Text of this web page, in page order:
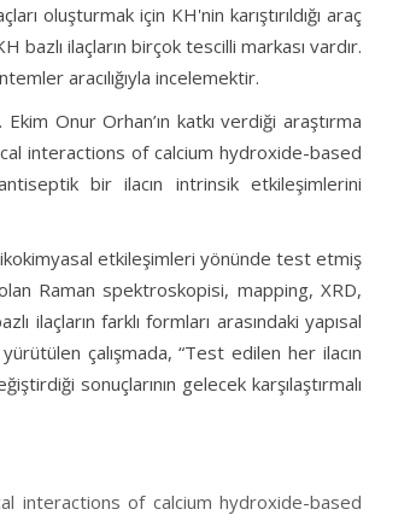
oluşturmak için KH'nin karıştırıldığı araç
ilaçların birçok tescilli markası vardır.
aracılığıyla incelemektir.
Onur Orhan’ın katkı verdiği araştırma
interactions of calcium hydroxide-based
bir ilacın intrinsik etkileşimlerini
etkileşimleri yönünde test etmiş
Raman spektroskopisi, mapping, XRD,
ilaçların farklı formları arasındaki yapısal
çalışmada, “Test edilen her ilacın
sonuçlarının gelecek karşılaştırmalı
interactions of calcium hydroxide-based